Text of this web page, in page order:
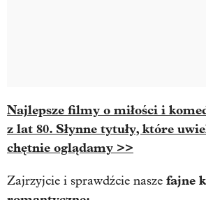
Najlepsze filmy o miłości i
z lat 80. Słynne tytuły, które
chętnie oglądamy >>
Zajrzyjcie i sprawdźcie nasze fajne